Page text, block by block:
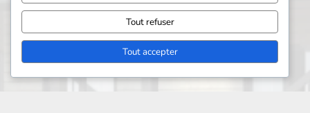
Tout refuser
Tout accepter